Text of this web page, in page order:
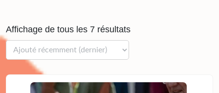
Affichage de tous les 7 résultats